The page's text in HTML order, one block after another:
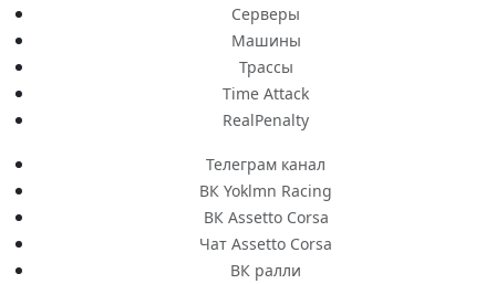
Серверы
Машины
Трассы
Time Attack
RealPenalty
Телеграм канал
ВК Yoklmn Racing
ВК Assetto Corsa
Чат Assetto Corsa
ВК ралли